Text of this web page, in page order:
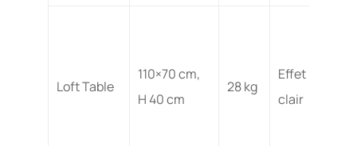
Loft Table
110×70 cm,
H 40 cm
28 kg
Effet bois
clair